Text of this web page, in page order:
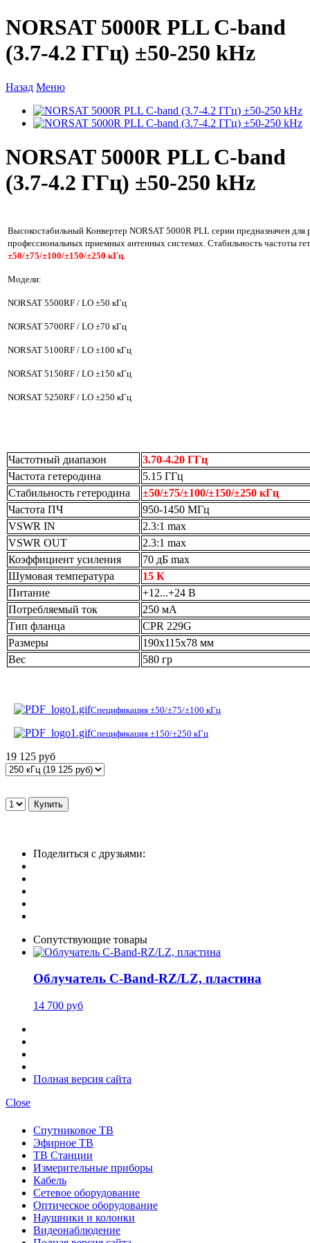
NORSAT 5000R PLL C-band
(3.7-4.2 ГГц) ±50-250 kHz
Назад Меню
NORSAT 5000R PLL C-band
(3.7-4.2 ГГц) ±50-250 kHz
Высокостабильный Конвертер NORSAT 5000R PLL серии предназначен для
профессиональных приемных антенных системах. Стабильность частоты
±50/±75/±100/±150/±250 кГц
Модели:
NORSAT 5500RF / LO ±50 кГц
NORSAT 5700RF / LO ±70 кГц
NORSAT 5100RF / LO ±100 кГц
NORSAT 5150RF / LO ±150 кГц
NORSAT 5250RF / LO ±250 кГц
Частотный диапазон
3.70-4.20 ГГц
Частота гетеродина
5.15 ГГц
Стабильность гетеродина
±50/±75/±100/±150/±250 кГц
Частота ПЧ
950-1450 МГц
VSWR IN
2.3:1 max
VSWR OUT
2.3:1 max
Коэффициент усиления
70 дБ max
Шумовая температура
15 К
Питание
+12...+24 В
Потребляемый ток
250 мА
Тип фланца
CPR 229G
Размеры
190х115х78 мм
Вес
580 гр
Спецификация ±50/±75/±100 кГц
Спецификация ±150/±250 кГц
19 125 руб
Поделиться с друзьями:
Сопутствующие товары
Облучатель С-Band-RZ/LZ, пластина
14 700 руб
Полная версия сайта
Close
Спутниковое ТВ
Эфирное ТВ
ТВ Станции
Измерительные приборы
Кабель
Сетевое оборудование
Оптическое оборудование
Наушники и колонки
Видеонаблюдение